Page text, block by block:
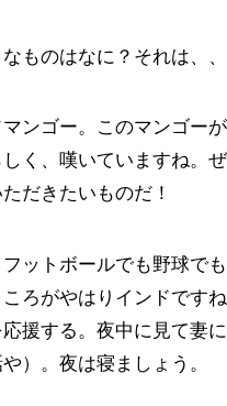
ものはなに？それは、、
ンゴー。このマンゴー
く、嘆いていますね。
だきたいものだ！
ットボールでも野球でも
ろがやはりインドです
援する。夜中に見て妻
）。夜は寝ましょう。